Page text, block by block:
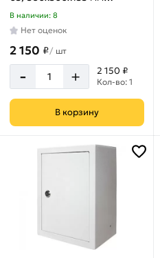
Замок
Есть
Ревизионное
DE16202062
В наличии: 8
Нет оценок
2 150 ₽/ шт
- + 2 150 ₽
Кол-во: 1
В корзину